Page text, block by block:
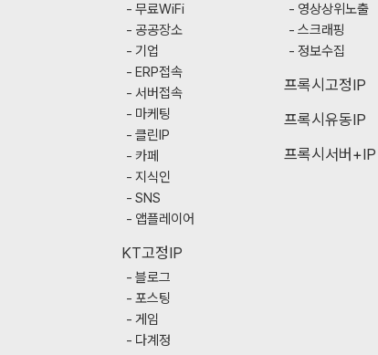
무료WiFi
공공장소
기업
ERP접속
서버접속
마케팅
클린IP
카페
지식인
SNS
앱플레이어
KT고정IP
블로그
포스팅
게임
다계정
영상상위노출
스크래핑
정보수집
프록시고정IP
프록시유동IP
프록시서버+IP